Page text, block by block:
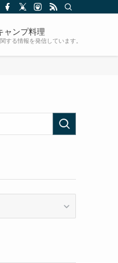
ャンプ料理
する情報を発信しています。